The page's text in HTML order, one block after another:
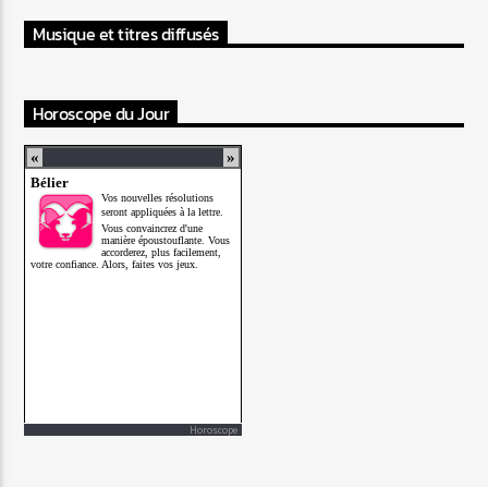
Musique et titres diffusés
Horoscope du Jour
Horoscope